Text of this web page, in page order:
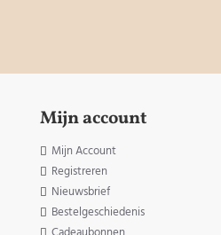
Mijn account
Mijn Account
Registreren
Nieuwsbrief
Bestelgeschiedenis